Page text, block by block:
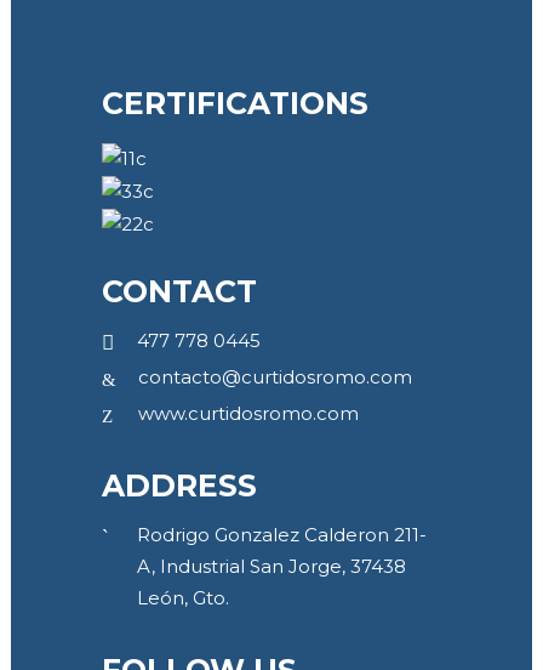
CERTIFICATIONS
CONTACT
477 778 0445
contacto@curtidosromo.com
www.curtidosromo.com
ADDRESS
Rodrigo Gonzalez Calderon 211-
A, Industrial San Jorge, 37438
León, Gto.